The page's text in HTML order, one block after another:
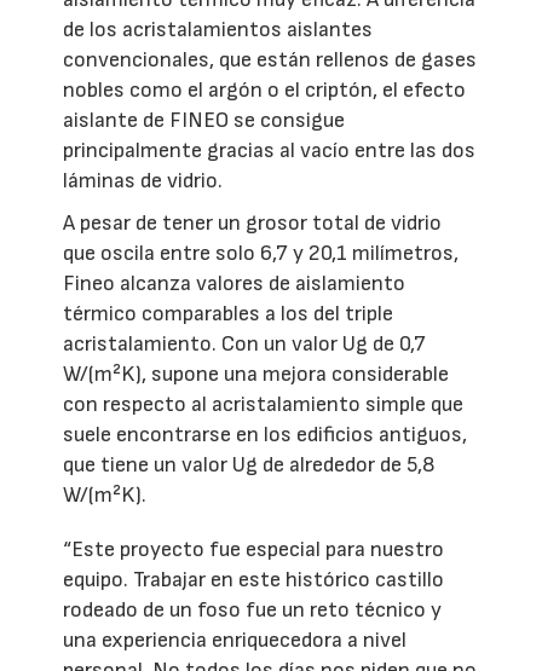
de los acristalamientos aislantes
convencionales, que están rellenos de gases
nobles como el argón o el criptón, el efecto
aislante de FINEO se consigue
principalmente gracias al vacío entre las dos
láminas de vidrio.
A pesar de tener un grosor total de vidrio
que oscila entre solo 6,7 y 20,1 milímetros,
Fineo alcanza valores de aislamiento
térmico comparables a los del triple
acristalamiento. Con un valor Ug de 0,7
W/(m²K), supone una mejora considerable
con respecto al acristalamiento simple que
suele encontrarse en los edificios antiguos,
que tiene un valor Ug de alrededor de 5,8
W/(m²K).
“Este proyecto fue especial para nuestro
equipo. Trabajar en este histórico castillo
rodeado de un foso fue un reto técnico y
una experiencia enriquecedora a nivel